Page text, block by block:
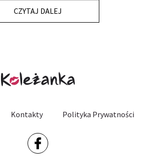
CZYTAJ DALEJ
Kontakty Polityka Prywatności